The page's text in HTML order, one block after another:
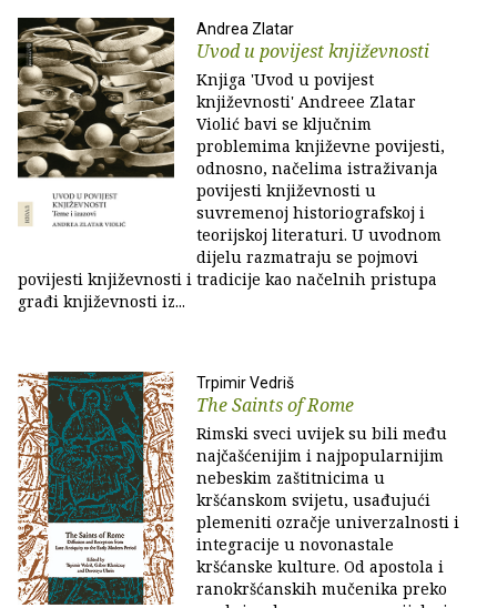
Andrea Zlatar
Uvod u povijest književnosti
Knjiga 'Uvod u povijest
književnosti' Andreee Zlatar
Violić bavi se ključnim
problemima književne povijesti,
odnosno, načelima istraživanja
povijesti književnosti u
suvremenoj historiografskoj i
teorijskoj literaturi. U uvodnom
dijelu razmatraju se pojmovi
povijesti književnosti i tradicije kao načelnih pristupa
građi književnosti iz...
Trpimir Vedriš
The Saints of Rome
Rimski sveci uvijek su bili među
najčašćenijim i najpopularnijim
nebeskim zaštitnicima u
kršćanskom svijetu, usađujući
plemeniti ozračje univerzalnosti i
integracije u novonastale
kršćanske kulture. Od apostola i
ranokršćanskih mučenika preko